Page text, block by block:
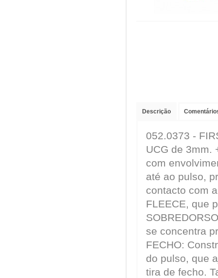
Descrição
052.0373 -
UCG de 3mm.
com
até ao pulso,
contacto com
FLEECE, que
se concentra
FECHO:
do pulso, que
tira de fecho.